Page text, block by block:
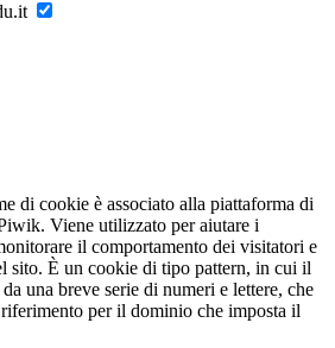
di cookie è associato alla piattaforma di
Viene utilizzato per aiutare i
il comportamento dei visitatori e
sito. È un cookie di tipo pattern, in cui il
una breve serie di numeri e lettere, che
per il dominio che imposta il